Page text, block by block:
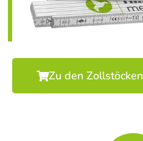
Zu den Zollstöcken